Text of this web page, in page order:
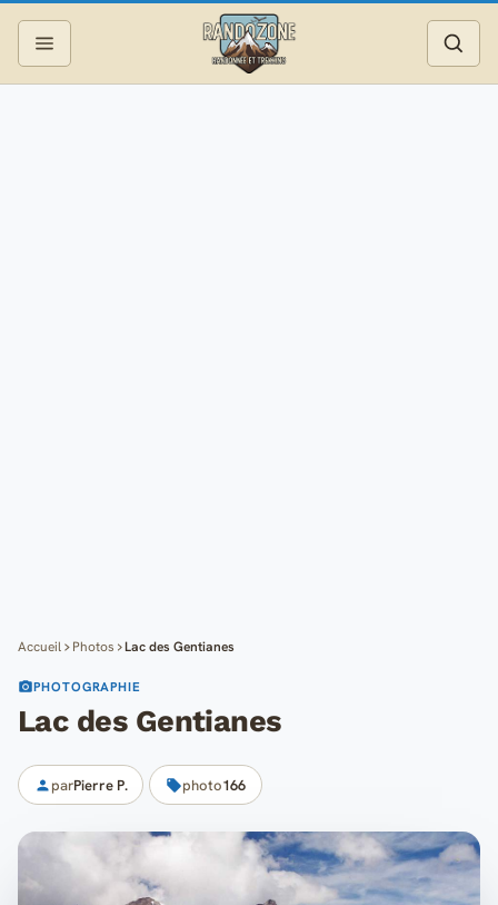
Accueil Photos Lac des Gentianes
PHOTOGRAPHIE
Lac des Gentianes
parPierre P. photo166